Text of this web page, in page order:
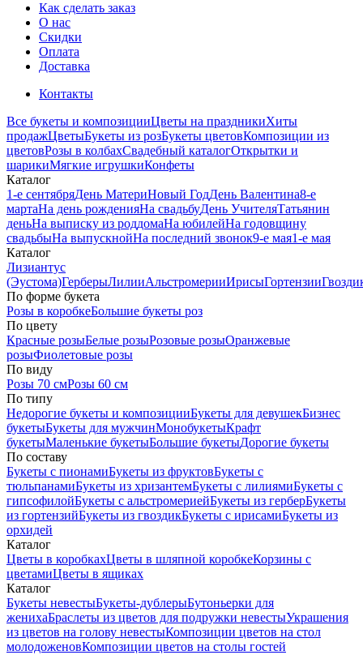
Как сделать заказ
О нас
Скидки
Оплата
Доставка
Контакты
Все букеты и композицииЦветы на праздникиХиты
продажЦветыБукеты из розБукеты цветовКомпозиции из
цветовРозы в колбахСвадебный каталогОткрытки и
шарикиМягкие игрушкиКонфеты
Каталог
1-е сентябряДень МатериНовый ГодДень Валентина8-е
мартаНа день рожденияНа свадьбуДень УчителяТатьянин
деньНа выписку из роддомаНа юбилейНа годовщину
свадьбыНа выпускнойНа последний звонок9-е мая1-е мая
Каталог
Лизиантус
(Эустома)ГерберыЛилииАльстромерииИрисыГортензии
По форме букета
Розы в коробкеБольшие букеты роз
По цвету
Красные розыБелые розыРозовые розыОранжевые
розыФиолетовые розы
По виду
Розы 70 смРозы 60 см
По типу
Недорогие букеты и композицииБукеты для девушекБизнес
букетыБукеты для мужчинМонобукетыКрафт
букетыМаленькие букетыБольшие букетыДорогие букеты
По составу
Букеты с пионамиБукеты из фруктовБукеты с
тюльпанамиБукеты из хризантемБукеты с лилиямиБукеты с
гипсофилойБукеты с альстромериейБукеты из герберБукеты
из гортензийБукеты из гвоздикБукеты с ирисамиБукеты из
орхидей
Каталог
Цветы в коробкахЦветы в шляпной коробкеКорзины с
цветамиЦветы в ящиках
Каталог
Букеты невестыБукеты-дублерыБутоньерки для
женихаБраслеты из цветов для подружки невестыУкрашения
из цветов на голову невестыКомпозиции цветов на стол
молодоженовКомпозиции цветов на столы гостей